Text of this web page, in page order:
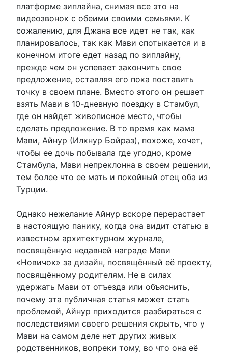
платформе зиплайна, снимая все это на
видеозвонок с обеими своими семьями. К
сожалению, для Джана все идет не так, как
планировалось, так как Мави спотыкается и в
конечном итоге едет назад по зиплайну,
прежде чем он успевает закончить свое
предложение, оставляя его пока поставить
точку в своем плане. Вместо этого он решает
взять Мави в 10-дневную поездку в Стамбул,
где он найдет живописное место, чтобы
сделать предложение. В то время как мама
Мави, Айнур (Илкнур Бойраз), похоже, хочет,
чтобы ее дочь побывала где угодно, кроме
Стамбула, Мави непреклонна в своем решении,
тем более что ее мать и покойный отец оба из
Турции.
Однако нежелание Айнур вскоре перерастает
в настоящую панику, когда она видит статью в
известном архитектурном журнале,
посвящённую недавней награде Мави
«Новичок» за дизайн, посвящённый её проекту,
посвящённому родителям. Не в силах
удержать Мави от отъезда или объяснить,
почему эта публичная статья может стать
проблемой, Айнур приходится разбираться с
последствиями своего решения скрыть, что у
Мави на самом деле нет других живых
родственников, вопреки тому, во что она её